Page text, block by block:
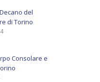
del
di Torino
Consolare e